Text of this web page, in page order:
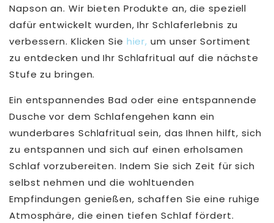
Napson an. Wir bieten Produkte an, die speziell
dafür entwickelt wurden, Ihr Schlaferlebnis zu
verbessern. Klicken Sie hier, um unser Sortiment
zu entdecken und Ihr Schlafritual auf die nächste
Stufe zu bringen.
Ein entspannendes Bad oder eine entspannende
Dusche vor dem Schlafengehen kann ein
wunderbares Schlafritual sein, das Ihnen hilft, sich
zu entspannen und sich auf einen erholsamen
Schlaf vorzubereiten. Indem Sie sich Zeit für sich
selbst nehmen und die wohltuenden
Empfindungen genießen, schaffen Sie eine ruhige
Atmosphäre, die einen tiefen Schlaf fördert.